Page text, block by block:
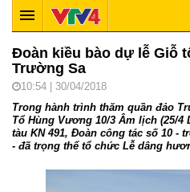
Đoàn kiều bào dự lễ Giỗ
Trường Sa
10:54 | 30/04/2018
Trong hành trình thăm quần đảo
Tổ Hùng Vương 10/3 Âm lịch (25/
tàu KN 491, Đoàn công tác số 10 -
- đã trọng thể tổ chức Lễ dâng